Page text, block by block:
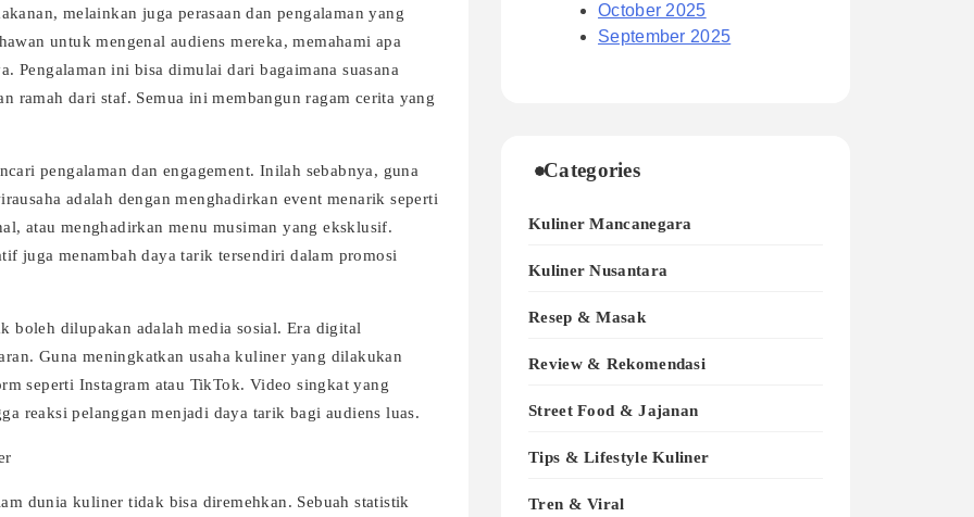
melainkan juga perasaan dan pengalaman yang
untuk mengenal audiens mereka, memahami apa
Pengalaman ini bisa dimulai dari bagaimana suasana
ramah dari staf. Semua ini membangun ragam cerita yang
pengalaman dan engagement. Inilah sebabnya, guna
adalah dengan menghadirkan event menarik seperti
atau menghadirkan menu musiman yang eksklusif.
juga menambah daya tarik tersendiri dalam promosi
boleh dilupakan adalah media sosial. Era digital
Guna meningkatkan usaha kuliner yang dilakukan
seperti Instagram atau TikTok. Video singkat yang
reaksi pelanggan menjadi daya tarik bagi audiens luas.
dunia kuliner tidak bisa diremehkan. Sebuah statistik
October 2025
September 2025
Categories
Kuliner Mancanegara
Kuliner Nusantara
Resep & Masak
Review & Rekomendasi
Street Food & Jajanan
Tips & Lifestyle Kuliner
Tren & Viral